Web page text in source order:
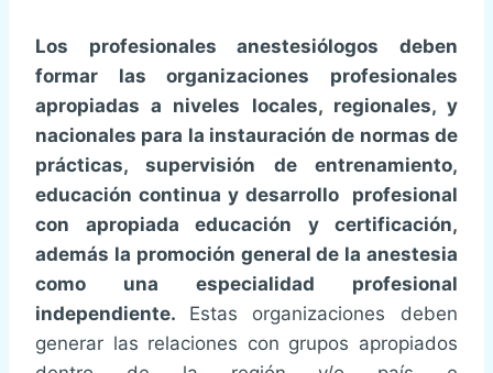
Los profesionales anestesiólogos deben
formar las organizaciones profesionales
apropiadas a niveles locales, regionales, y
nacionales para la instauración de normas de
prácticas, supervisión de entrenamiento,
educación continua y desarrollo profesional
con apropiada educación y certificación,
además la promoción general de la anestesia
como una especialidad profesional
independiente. Estas organizaciones deben
generar las relaciones con grupos apropiados